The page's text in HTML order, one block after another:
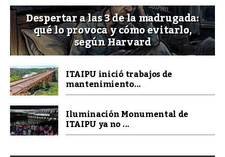
Despertar a las 3 de la madrugada:
qué lo provoca y cómo evitarlo,
según Harvard
ITAIPU inició trabajos de
mantenimiento...
Iluminación Monumental de
ITAIPU ya no ...